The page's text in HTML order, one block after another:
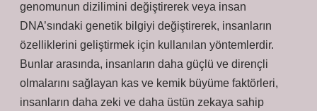
genomunun dizilimini değiştirerek veya insan
DNA’sındaki genetik bilgiyi değiştirerek, insanların
özelliklerini geliştirmek için kullanılan yöntemlerdir.
Bunlar arasında, insanların daha güçlü ve dirençli
olmalarını sağlayan kas ve kemik büyüme faktörleri,
insanların daha zeki ve daha üstün zekaya sahip